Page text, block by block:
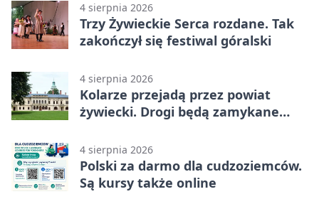
4 sierpnia 2026
Trzy Żywieckie Serca rozdane. Tak
zakończył się festiwal góralski
4 sierpnia 2026
Kolarze przejadą przez powiat
żywiecki. Drogi będą zamykane
4 sierpnia 2026
Polski za darmo dla cudzoziemców.
Są kursy także online